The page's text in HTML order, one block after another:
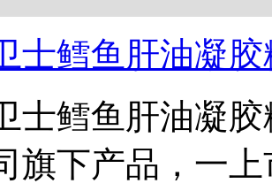
士鳕鱼肝油凝
士鳕鱼肝油凝
旗下产品，一